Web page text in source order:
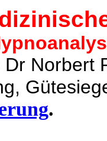
Dr Norbert
.